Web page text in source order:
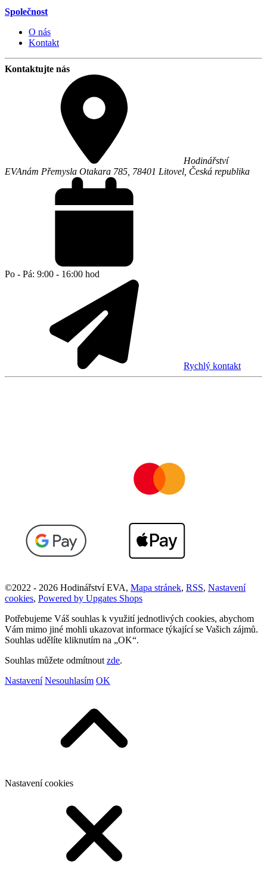
Společnost
O nás
Kontakt
Kontaktujte nás
Hodinářství
EVAnám Přemysla Otakara 785, 78401 Litovel Česká republika
Po - Pá: 9:00 - 16:00 hod
Rychlý kontakt
©2022 - 2026 Hodinářství EVA, Mapa stránek, RSS, Nastavení
cookies, Powered by Upgates Shops
Potřebujeme Váš souhlas k využití jednotlivých cookies, abychom
Vám mimo jiné mohli ukazovat informace týkající se Vašich zájmů.
Souhlas udělíte kliknutím na „OK“.
Souhlas můžete odmítnout zde.
Nastavení Nesouhlasím OK
Nastavení cookies